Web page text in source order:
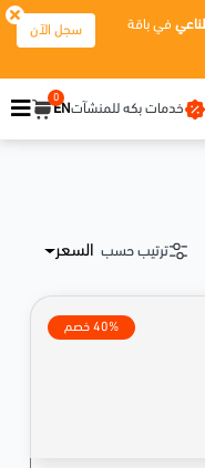
في باقة
سجل الآن
خدمات بكه للمنشآتEN
0
ترتيب حسب السعر
40% خصم